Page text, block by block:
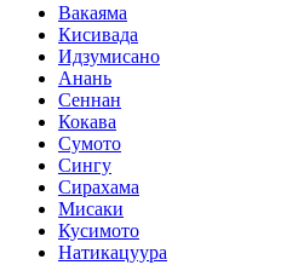
Вакаяма
Кисивада
Идзумисано
Анань
Сеннан
Кокава
Сумото
Сингу
Сирахама
Мисаки
Кусимото
Натикацуура